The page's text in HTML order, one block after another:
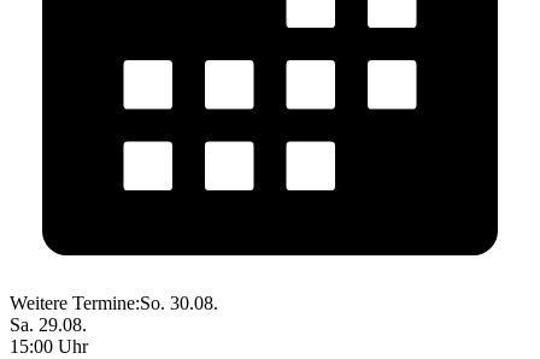
Weitere Termine:So. 30.08.
Sa. 29.08.
15:00 Uhr